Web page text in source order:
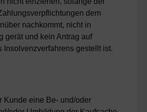
dem
nachkommt, nicht in
gerät und kein Antrag auf
Insolvenzverfahrens gestellt ist.
Kunde eine Be- und/oder